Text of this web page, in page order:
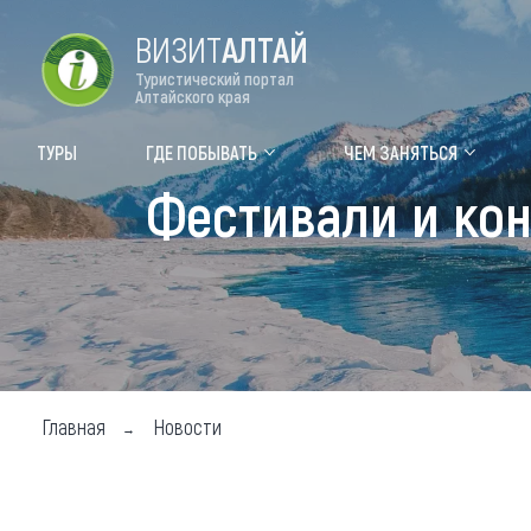
Туры Где
ВИЗИТАЛТАЙ
Туристический портал
Алтайского края
ТУРЫ ГДЕ ПОБЫВАТЬ ЧЕМ ЗАНЯТЬСЯ
Фестивали и
Главная Новости